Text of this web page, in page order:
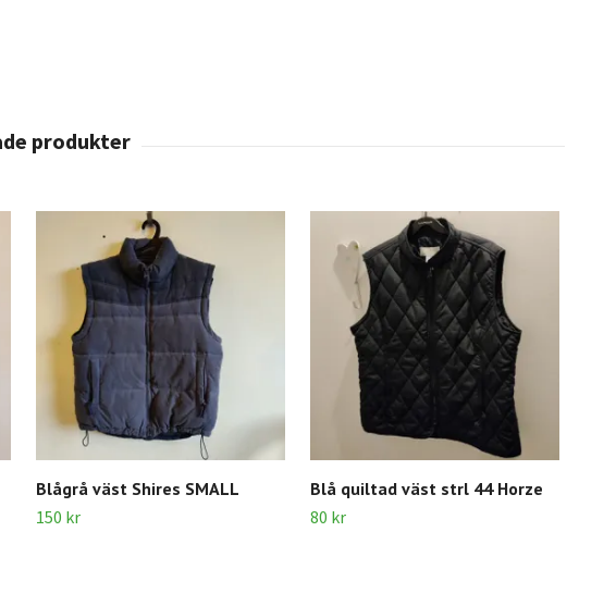
Blågrå väst Shires SMALL
150 kr
Blå quiltad väst strl 44 Horze
80 kr